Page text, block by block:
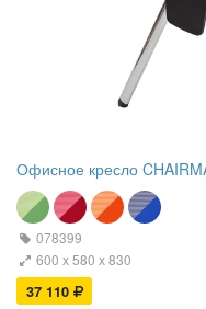
Офисное кресло
078399
600 х 580 х 830
37 110